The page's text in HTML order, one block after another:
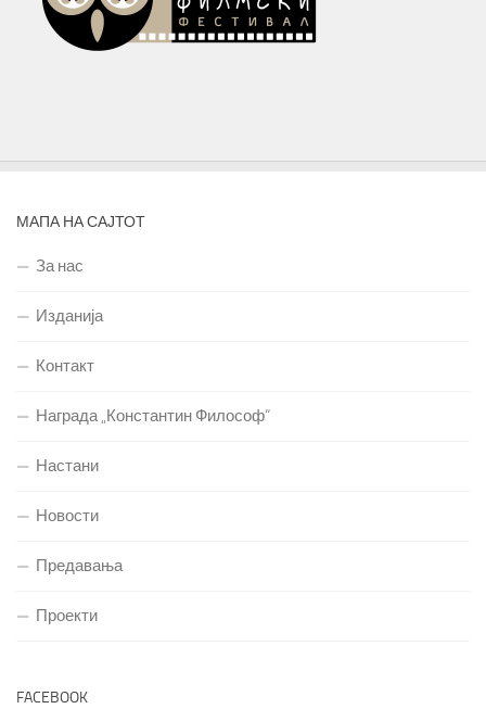
МАПА НА САЈТОТ
За нас
Изданија
Контакт
Награда „Константин Философ“
Настани
Новости
Предавања
Проекти
FACEBOOK